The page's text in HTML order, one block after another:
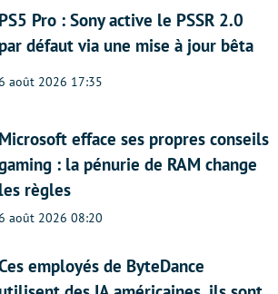
PS5 Pro : Sony active le PSSR 2.0
par défaut via une mise à jour bêta
août 2026 17:35
Microsoft efface ses propres conseils
: la pénurie de RAM change
les règles
août 2026 08:20
employés de ByteDance